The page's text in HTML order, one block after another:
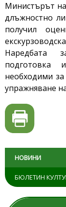
Министърът
длъжностно
получил
Наредбата
подготовка
необходими
упражняване
НОВИНИ
БЮЛЕТИН